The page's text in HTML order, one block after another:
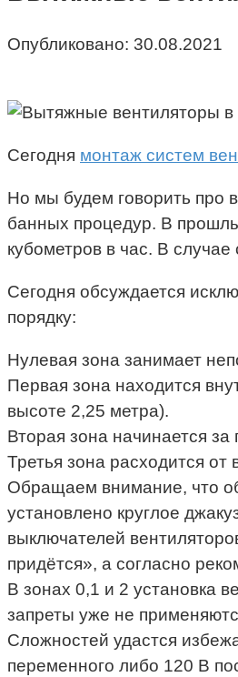
Опубликовано: 30.08.2021
Сегодня монтаж систем
Но мы будем говорить про
банных процедур. В
кубометров в час. В
Сегодня обсуждается
порядку:
Нулевая зона занимает
Первая зона находится
высоте 2,25 метра).
Вторая зона начинается
Третья зона расходится
Обращаем внимание, что
установлено круглое
выключателей
придётся», а согласно
В зонах 0,1 и 2 установка
запреты уже не
Сложностей удастся
переменного либо 120 В